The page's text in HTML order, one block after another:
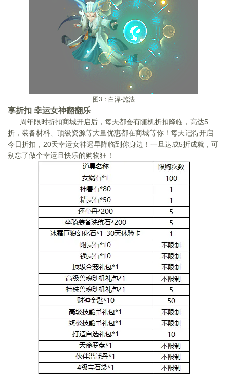
图3 ：白泽-施法
享折扣 幸运女神翻翻乐
周年限时折扣商城开启后，每天都会有随机折扣降临，高达5
折，装备材料、顶级资源等大量优惠都在商城等你！每天记得开启
今日折扣， 20天幸运女神迟早降临到你身边！一旦达成5折成就，可
别忘了做个幸运且快乐的购物狂！